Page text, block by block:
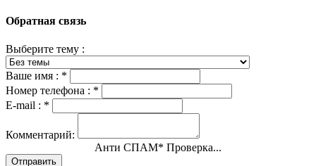
Обратная связь
Выберите тему :
Ваше имя : *
Номер телефона : *
E-mail : *
Комментарий:
Анти СПАМ* Проверка...
Отправить